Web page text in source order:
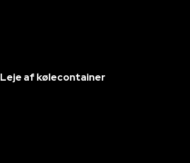
Leje af kølecontainer